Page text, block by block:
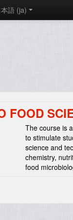
本語 ‎(ja)‎
FOOD
The course is
to stimulate
science and
chemistry,
food